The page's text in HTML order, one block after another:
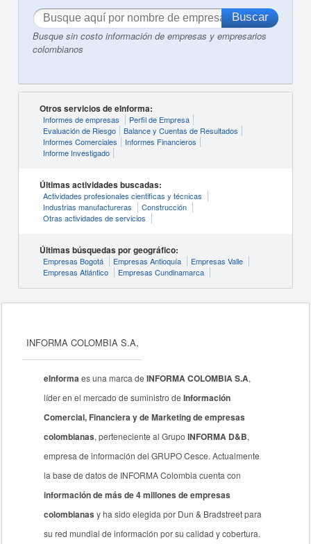
Busque sin costo información de empresas y empresarios
colombianos
Otros servicios de eInforma:
Informes de empresas
Perfil de Empresa
Evaluación de Riesgo
Balance y Cuentas de Resultados
Informes Comerciales
Informes Financieros
Informe Investigado
Últimas actividades buscadas:
Actividades profesionales cientificas y técnicas
Industrias manufactureras
Construcción
Otras actividades de servicios
Últimas búsquedas por geográfico:
Empresas Bogotá Empresas Antioquía
Empresas Valle
Empresas Atlántico
Empresas Cundinamarca
INFORMA COLOMBIA S.A,
eInformaes una marca deINFORMA COLOMBIA S.A,
líder en el mercado de suministro deInformación
Comercial, Financiera y de Marketing de empresas
colombianas, perteneciente al GrupoINFORMA D&B,
empresa de información del GRUPO Cesce. Actualmente
la base de datos de INFORMA Colombia cuenta con
información de más de 4 millones de empresas
colombianas y ha sido elegida por Dun & Bradstreet para
su red mundial de información por su calidad y cobertura.